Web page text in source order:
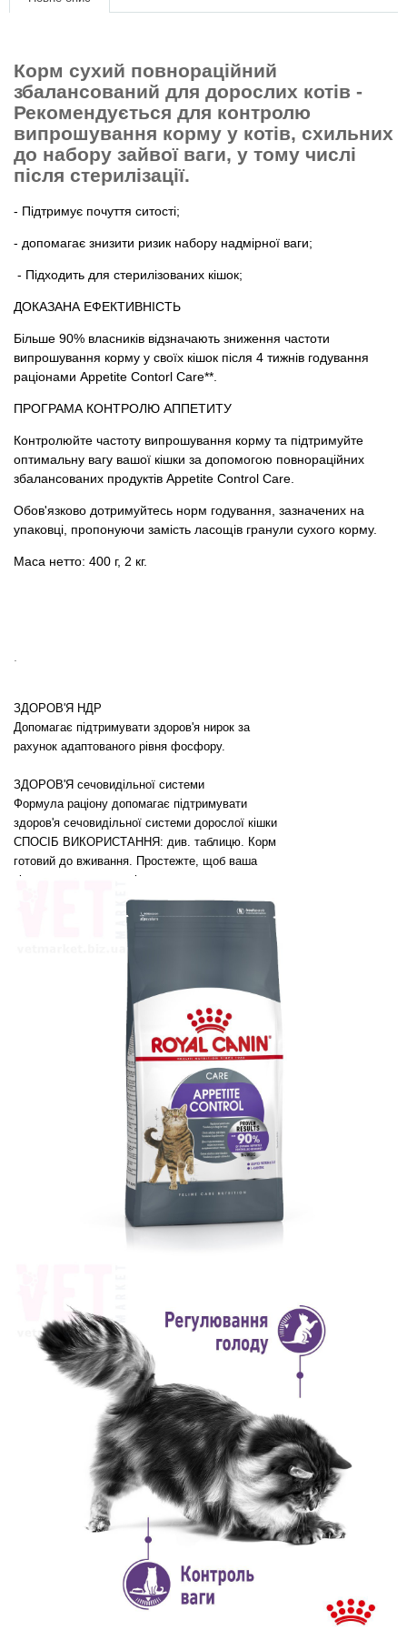
Корм сухий повнораційний
збалансований для дорослих котів -
Рекомендується для контролю
випрошування корму у котів, схильних
до набору зайвої ваги, у тому числі
після стерилізації.
- Підтримує почуття ситості;
- допомагає знизити ризик набору надмірної ваги;
- Підходить для стерилізованих кішок;
ДОКАЗАНА ЕФЕКТИВНІСТЬ
Більше 90% власників відзначають зниження частоти
випрошування корму у своїх кішок після 4 тижнів годування
раціонами Appetite Contorl Care**.
ПРОГРАМА КОНТРОЛЮ АППЕТИТУ
Контролюйте частоту випрошування корму та підтримуйте
оптимальну вагу вашої кішки за допомогою повнораційних
збалансованих продуктів Appetite Control Care.
Обов'язково дотримуйтесь норм годування, зазначених на
упаковці, пропонуючи замість ласощів гранули сухого корму.
Маса нетто: 400 г, 2 кг.
ЗДОРОВ'Я НДР
Допомагає підтримувати здоров'я нирок за
рахунок адаптованого рівня фосфору.
ЗДОРОВ'Я сечовидільної системи
Формула раціону допомагає підтримувати
здоров'я сечовидільної системи дорослої кішки
СПОСІБ ВИКОРИСТАННЯ: див. таблицю. Корм
готовий до вживання. Простежте, щоб ваша
кішка завжди мала свіжу воду.
Товари для коней
Товари для людей
Популярні зоотоварі
Архів / Знято з виробництва